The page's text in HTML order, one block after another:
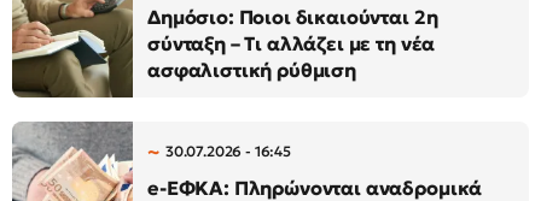
Δημόσιο: Ποιοι δικαιούνται 2η
σύνταξη – Τι αλλάζει με τη νέα
ασφαλιστική ρύθμιση
30.07.2026 - 16:45
e-ΕΦΚΑ: Πληρώνονται αναδρομικά